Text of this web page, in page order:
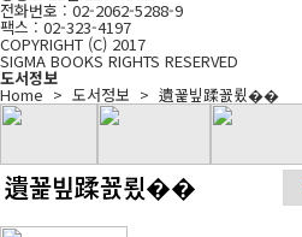
전화번호 : 02-2062-5288-9
팩스 : 02-323-4197
COPYRIGHT (C) 2017
SIGMA BOOKS RIGHTS RESERVED
도서정보
Home > 도서정보 > 遺꾩빞蹂꾨룄��
遺꾩빞蹂꾨룄��